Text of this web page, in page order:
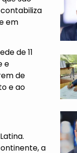
em
de 11
e
de
e ao
a